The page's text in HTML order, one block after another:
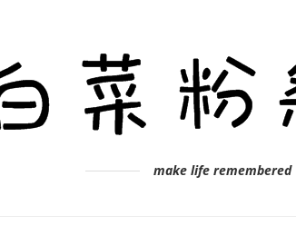
make life remembered